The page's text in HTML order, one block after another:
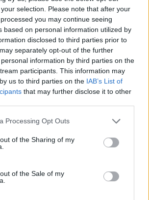
selection. Please note that after your
you may continue seeing
based on personal information utilized by
disclosed to third parties prior to
separately opt-out of the further
information by third parties on the
participants. This information may
us to third parties on the IAB’s List of
that may further disclose it to other
Processing Opt Outs
of the Sharing of my
of the Sale of my
στο Stivostime των